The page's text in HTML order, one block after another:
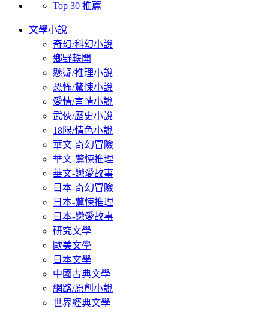
Top 30 推薦
文學小說
奇幻/科幻小說
鄉野軼聞
懸疑/推理小說
恐怖/驚悚小說
愛情/言情小說
武俠/歷史小說
18限/情色小說
華文-奇幻冒險
華文-驚悚推理
華文-戀愛故事
日本-奇幻冒險
日本-驚悚推理
日本-戀愛故事
研究文學
歐美文學
日本文學
中國古典文學
網路/原創小說
世界經典文學